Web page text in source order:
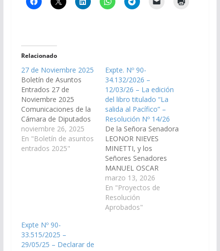
Relacionado
27 de Noviembre 2025
Boletín de Asuntos
Entrados 27 de
Noviembre 2025
Comunicaciones de la
Cámara de Diputados
1.- Proyecto de Ley en
Revisión, por el cual se
promueve la inserción
adecuación de
espacios físicos…
noviembre 26, 2025
En "Boletín de asuntos
entrados 2025"
Expte. Nº 90-
34.132/2026 –
12/03/26 – La edición
del libro titulado “La
salida al Pacífico” –
Resolución Nº 14/26
De la Señora Senadora
LEONOR NIEVES
MINETTI, y los
Señores Senadores
MANUEL OSCAR
PAILLER, ENRIQUE
ANTONIO CORNEJO
SARAVIA, JUAN CRUZ
CURA, y DANI RAUL
marzo 13, 2026
En "Proyectos de
Resolución
Aprobados"
Expte Nº 90-
33.515/2025 –
29/05/25 – Declarar de